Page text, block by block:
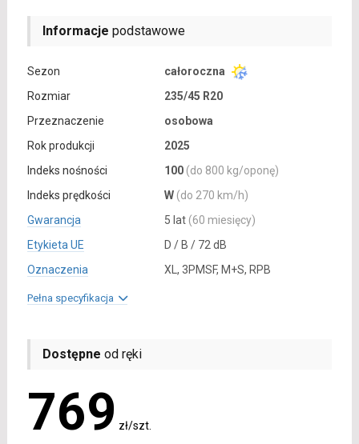
Informacje podstawowe
Sezon
całoroczna
Rozmiar
235/45 R20
Przeznaczenie
osobowa
Rok produkcji
2025
Indeks nośności
100 (do 800 kg/oponę)
Indeks prędkości
W (do 270 km/h)
Gwarancja
5 lat (60 miesięcy)
Etykieta UE
D / B / 72 dB
Oznaczenia
XL, 3PMSF, M+S, RPB
Pełna specyfikacja
Dostępne od ręki
769 zł/szt.